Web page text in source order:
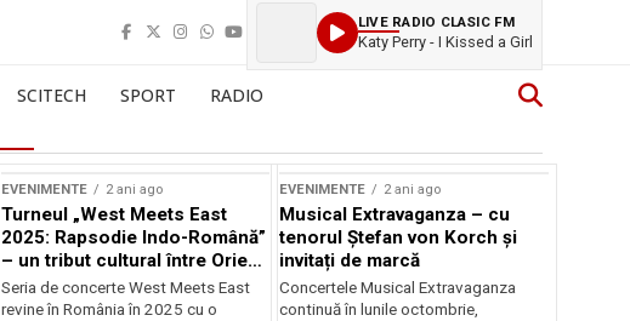
LIVE RADIO CLASIC FM
Katy Perry - I Kissed a Girl
SCITECH SPORT RADIO
EVENIMENTE 2 ani ago
Turneul „West Meets East
2025: Rapsodie Indo-Română”
– un tribut cultural între Orient
și Occident
Seria de concerte West Meets East
revine în România în 2025 cu o
EVENIMENTE 2 ani ago
Musical Extravaganza – cu
tenorul Ștefan von Korch și
invitați de marcă
Concertele Musical Extravaganza
continuă în lunile octombrie,